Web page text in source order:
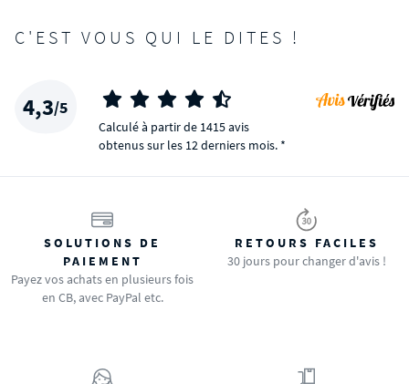
C'EST VOUS QUI LE DITES !
4,3/5
Calculé à partir de 1415 avis
obtenus sur les 12 derniers mois. *
SOLUTIONS DE
PAIEMENT
Payez vos achats en plusieurs fois
en CB, avec PayPal etc.
RETOURS FACILES
30 jours pour changer d'avis !